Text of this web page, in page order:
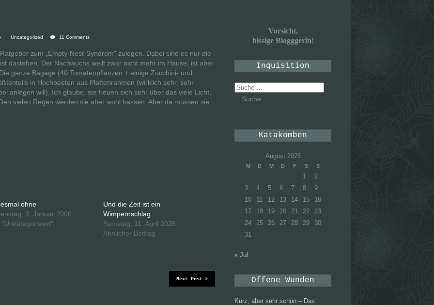
Uncategorized 11 Comments
zum „Empty-Nest-Syndrom” zulegen. Dabei sind es nur die
dastehen. Der Nachwuchs weilt zwar nicht mehr im Hause, ist aber
ganze Bagage (40 Tomatenpflanzen + einige Zucchini- und
in Hochbeeten aus Plattenrahmen (wirklich sehr, sehr
anlegen will). Ich glaube, sie freuen sich sehr über das viele Licht,
vielen Regen werden sie aber wohl hassen. Aber da müssen sie
ohne
3. Januar 2006
"Unkategorisiert"
Und die Zeit ist ein
Wimpernschlag
Samstag, 11. April 2026
Ähnlicher Beitrag
Next Post
Vorsicht,
bissige Blogggerin!
Inquisition
Suche
nach:
Katakomben
August 2026
M D M D F S S
1
2
3
4 5 6 7 8
9
10
11 12 13 14 15
16
17
18 19 20 21 22
23
24
25 26 27 28 29
30
31
« Jul
Offene Wunden
Kurz, aber sehr schön – Das